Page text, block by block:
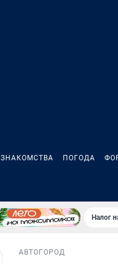
ЗНАКОМСТВА ПОГОДА
Налог
АВТО ГОРОД